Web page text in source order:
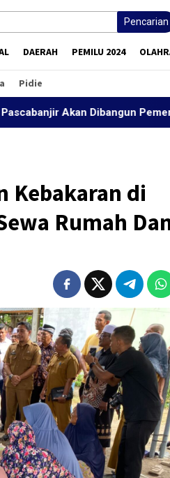
Pencarian
DAERAH PEMILU 2024
Pidie
Dibangun Pemerintah Pusat
Kebakaran di
Rumah